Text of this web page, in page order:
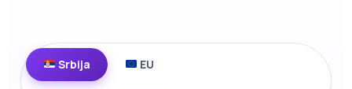
Srbija EU